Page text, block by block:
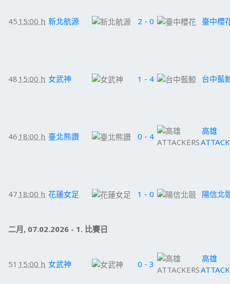
45 15:00 h 新北航源 2 - 0 臺中櫻
48 15:00 h 女武神 1 - 4 台中藍
46 18:00 h 臺北熊讚 0 - 4
高雄
47 18:00 h 花蓮女足 1 - 0 陽信北
二月, 07.02.2026 - 1. 比賽日
51 15:00 h 女武神 0 - 3
高雄